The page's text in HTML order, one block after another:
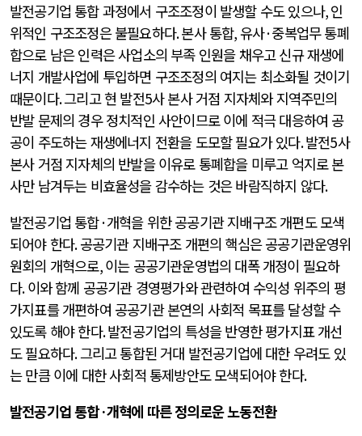
발전공기업 통합 과정에서 구조조정이 발생할 수도 있으나,인
위적인 구조조정은 불필요하다.본사 통합,유사·중복업무 통폐
합으로 남은 인력은 사업소의 부족 인원을 채우고 신규 재생에
너지 개발사업에 투입하면 구조조정의 여지는 최소화될 것이기
때문이다.그리고 현 발전5사 본사 거점 지자체와 지역주민의
반발 문제의 경우 정치적인 사안이므로 이에 적극 대응하여 공
공이 주도하는 재생에너지 전환을 도모할 필요가 있다.발전5사
본사 거점 지자체의 반발을 이유로 통폐합을 미루고 억지로 본
사만 남겨두는 비효율성을 감수하는 것은 바람직하지 않다.
발전공기업 통합·개혁을 위한 공공기관 지배구조 개편도 모색
되어야 한다.공공기관 지배구조 개편의 핵심은 공공기관운영위
원회의 개혁으로,이는 공공기관운영법의 대폭 개정이 필요하
다.이와 함께 공공기관 경영평가와 관련하여 수익성 위주의 평
가지표를 개편하여 공공기관 본연의 사회적 목표를 달성할 수
있도록 해야 한다.발전공기업의 특성을 반영한 평가지표 개선
도 필요하다.그리고 통합된 거대 발전공기업에 대한 우려도 있
는 만큼 이에 대한 사회적 통제방안도 모색되어야 한다.
발전공기업 통합·개혁에 따른 정의로운 노동전환